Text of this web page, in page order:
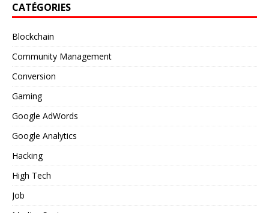
CATÉGORIES
Blockchain
Community Management
Conversion
Gaming
Google AdWords
Google Analytics
Hacking
High Tech
Job